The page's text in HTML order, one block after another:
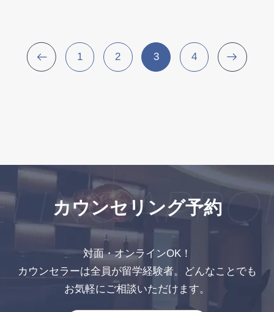
1 2 3 4
カウンセリング予約
対面・オンラインOK！
カウンセラーは全員が留学経験者。どんなことでも
お気軽にご相談いただけます。